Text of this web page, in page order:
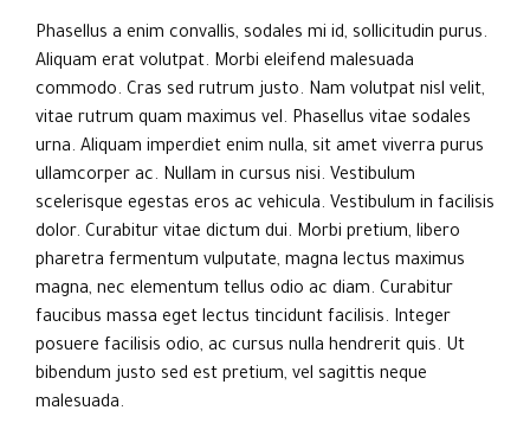
Phasellus a enim convallis, sodales mi id, sollicitudin purus.
Aliquam erat volutpat. Morbi eleifend malesuada
commodo. Cras sed rutrum justo. Nam volutpat nisl velit,
vitae rutrum quam maximus vel. Phasellus vitae sodales
urna. Aliquam imperdiet enim nulla, sit amet viverra purus
ullamcorper ac. Nullam in cursus nisi. Vestibulum
scelerisque egestas eros ac vehicula. Vestibulum in facilisis
dolor. Curabitur vitae dictum dui. Morbi pretium, libero
pharetra fermentum vulputate, magna lectus maximus
magna, nec elementum tellus odio ac diam. Curabitur
faucibus massa eget lectus tincidunt facilisis. Integer
posuere facilisis odio, ac cursus nulla hendrerit quis. Ut
bibendum justo sed est pretium, vel sagittis neque
malesuada.